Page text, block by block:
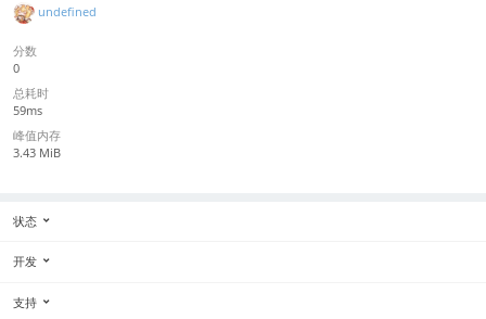
undefined
分数
0
总耗时
59ms
峰值内存
3.43 MiB
状态
开发
支持